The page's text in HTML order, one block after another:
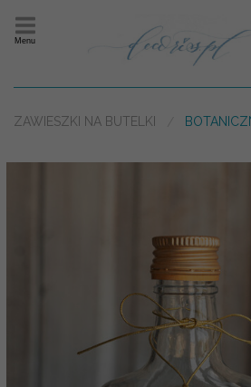
Menu
ZAWIESZKI NA BUTELKI